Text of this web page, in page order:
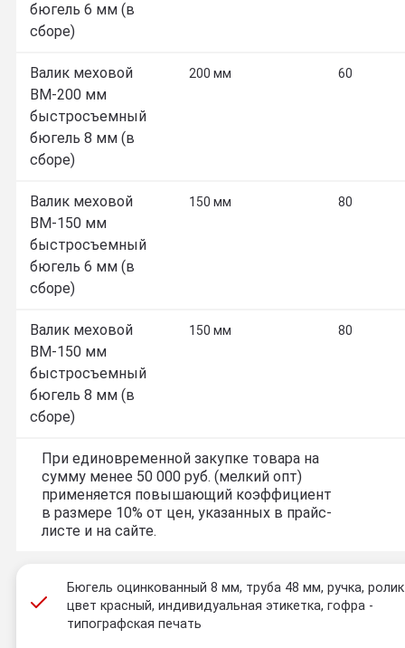
бюгель 6 мм (в
сборе)
Валик меховой
ВМ-200 мм
быстросъемный
бюгель 8 мм (в
сборе)
200 мм 60
Валик меховой
ВМ-150 мм
быстросъемный
бюгель 6 мм (в
сборе)
150 мм 80
Валик меховой
ВМ-150 мм
быстросъемный
бюгель 8 мм (в
сборе)
150 мм 80
При единовременной закупке товара на
сумму менее 50 000 руб. (мелкий опт)
применяется повышающий коэффициент
в размере 10% от цен, указанных в прайс-
листе и на сайте.
Бюгель оцинкованный 8 мм, труба 48 мм, ручка,
цвет красный, индивидуальная этикетка, гофра -
типографская печать